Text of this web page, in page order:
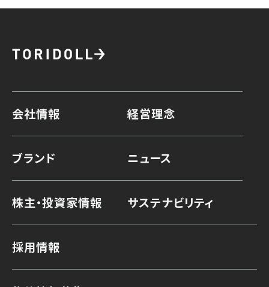
会社情報 経営理念
ブランド ニュース
株主・投資家情報 サステナビリティ
採用情報